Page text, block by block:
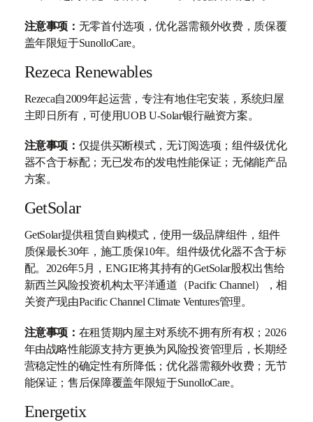
注意事项： 无零首付选项，优化器需额外收费，质保覆
盖年限短于SunolloCare。
Rezeca Renewables
Rezeca自2009年起运营，专注有地住宅安装，系统归屋
主即日所有，可使用UOB U-Solar银行融资方案。
注意事项： 仅提供买断模式，无订阅选项；组件级优化
器不含于标配；无已发布的发电性能保证；无储能产品
方案。
GetSolar
GetSolar提供租赁自购模式，使用一级品牌组件，组件
质保最长30年，施工质保10年。组件级优化器不含于标
配。2026年5月，ENGIE将其持有的GetSolar股权出售给
新西兰风险投资机构太平洋通道（Pacific Channel），相
关资产现由Pacific Channel Climate Ventures管理。
注意事项： 在租赁期内屋主对系统不拥有所有权；2026
年由战略性能源支持方更换为风险投资管理后，长期经
营稳定性的确定性有所降低；优化器需额外收费；无节
能保证；售后保障覆盖年限短于SunolloCare。
Energetix